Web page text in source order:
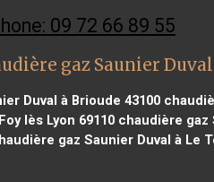
09 72 66 89 55
gaz Saunier Duval
Duval à Brioude 43100
lès Lyon 69110 chaudière gaz
gaz Saunier Duval à Le